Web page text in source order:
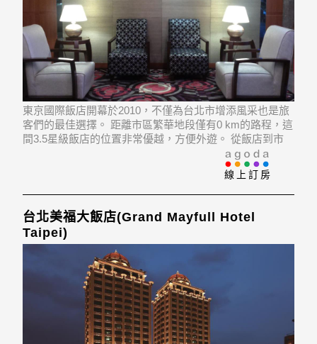
東京國際飯店開幕於2010，不僅為台北市增添風采也是旅
客們的最佳選擇。 距離市區繁華地段僅有0 km的路程，這
間3.5星級飯店的位置非常優越，方便外遊。 從飯店到市
內幾大地標相當方便，例如Shengshang Chahang, Food
線上訂房
台北美福大飯店(Grand Mayfull Hotel
Taipei)